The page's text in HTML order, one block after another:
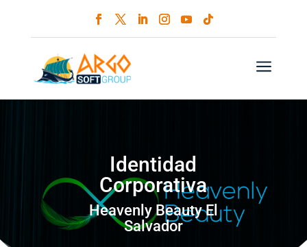
a
Identidad
Corporativa
Heavenly Beauty El
Salvador